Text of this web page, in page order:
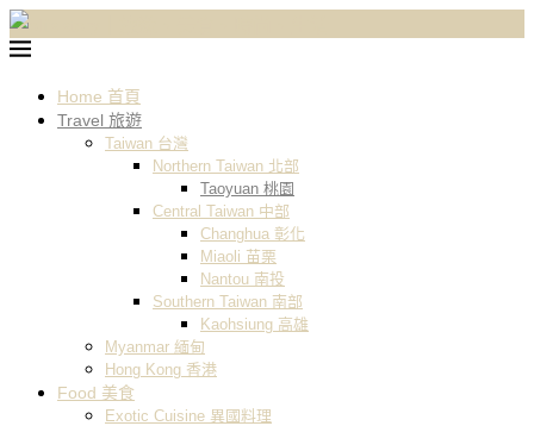
Home 首頁
Travel 旅遊
Taiwan 台灣
Northern Taiwan 北部
Taoyuan 桃園
Central Taiwan 中部
Changhua 彰化
Miaoli 苗栗
Nantou 南投
Southern Taiwan 南部
Kaohsiung 高雄
Myanmar 緬甸
Hong Kong 香港
Food 美食
Exotic Cuisine 異國料理